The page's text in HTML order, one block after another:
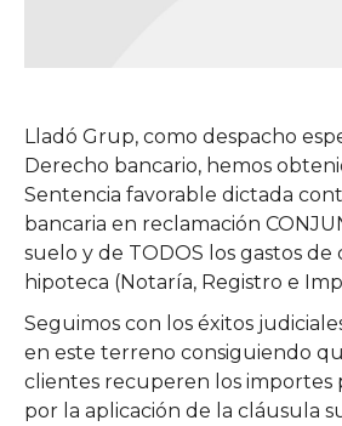
Lladó Grup, como despacho
Derecho bancario, hemos
Sentencia favorable dictada
bancaria en reclamación
suelo y de TODOS los gastos
hipoteca (Notaría, Registro e
Seguimos con los éxitos
en este terreno consiguiendo
clientes recuperen los importes
por la aplicación de la cláusula